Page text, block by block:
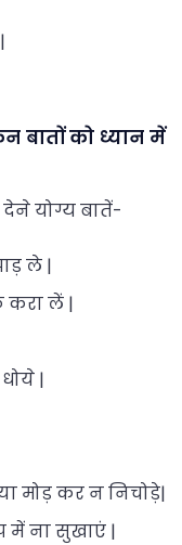
बातों को ध्यान में
देने योग्य बातें-
ले |
करा लें |
|
मोड़ कर न निचोड़े|
में ना सुखाएं |